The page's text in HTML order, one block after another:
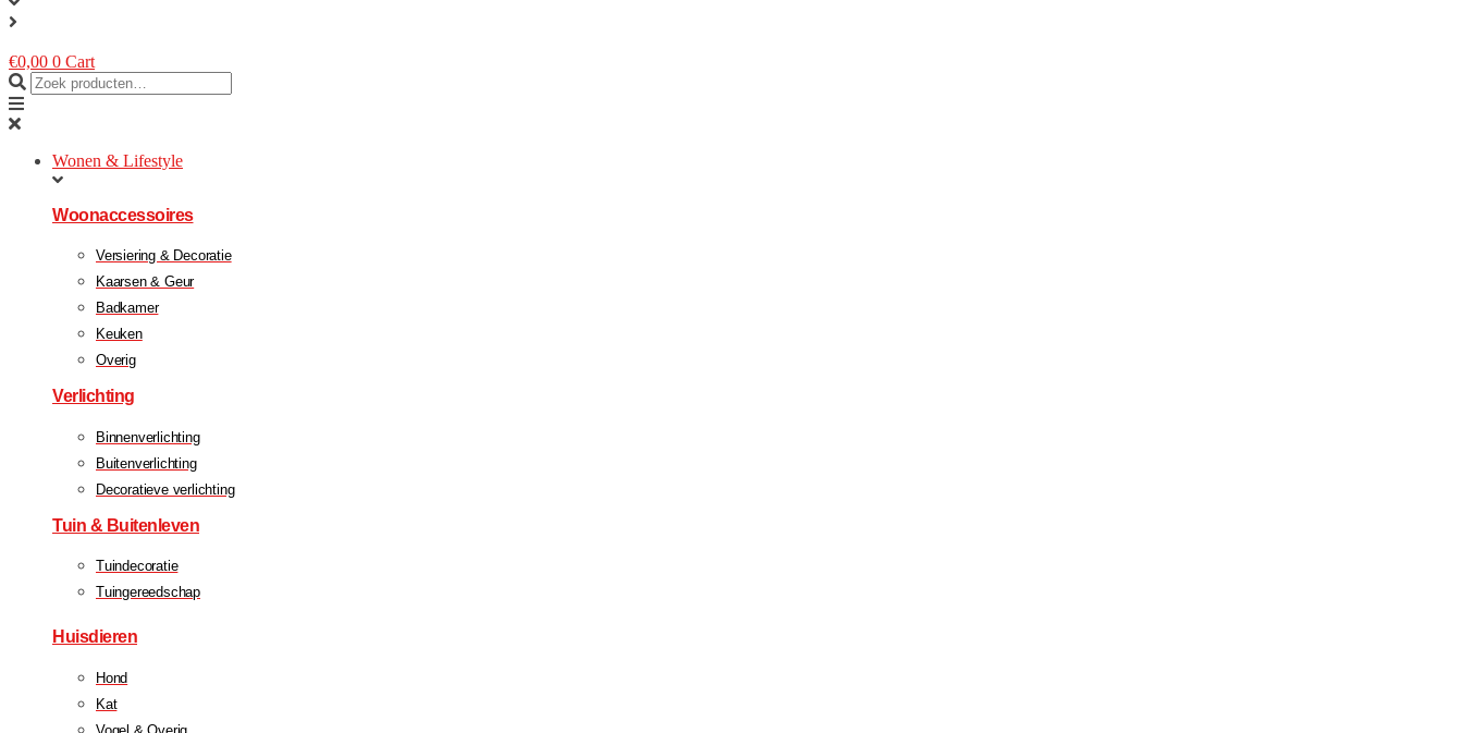
€0,00 0 Cart
Wonen & Lifestyle
Woonaccessoires
Versiering & Decoratie
Kaarsen & Geur
Badkamer
Keuken
Overig
Verlichting
Binnenverlichting
Buitenverlichting
Decoratieve verlichting
Tuin & Buitenleven
Tuindecoratie
Tuingereedschap
Huisdieren
Hond
Kat